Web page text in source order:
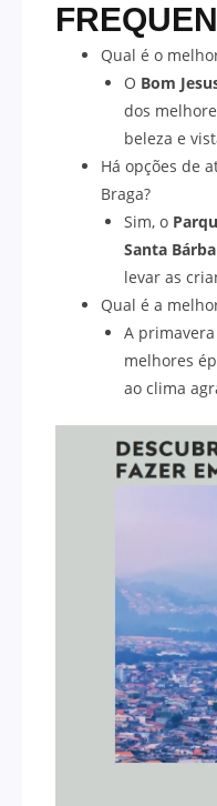
Qual é o
O Bom
dos
beleza e
Há opções de
Braga?
Sim, o
Santa
levar as
Qual é a
A
melhores
ao clima